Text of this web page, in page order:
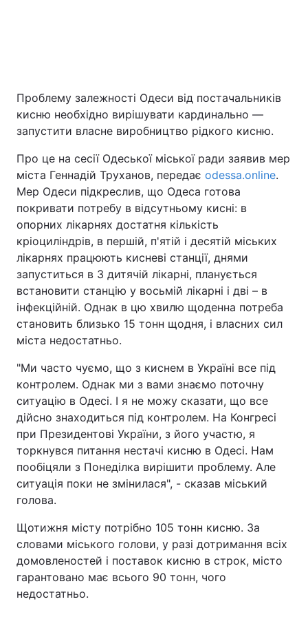
Одеса
Техно і зв'язок Лайт
Зброя Інциденти
Здоров'я Туризм
Цікавинки Погода
Відео з Youtube Статті
Інтерв'ю
Архів Вакансії
Контакти
ПОСЛУГИ
Реклама на сайті Фотобанк
Пресцентр
Проблему залежності Одеси від постачальників
кисню необхідно вирішувати кардинально —
запустити власне виробництво рідкого кисню.
Про це на сесії Одеської міської ради заявив мер
міста Геннадій Труханов, передає odessa.online.
Мер Одеси підкреслив, що Одеса готова
покривати потребу в відсутньому кисні: в
опорних лікарнях достатня кількість
кріоциліндрів, в першій, п'ятій і десятій міських
лікарнях працюють кисневі станції, днями
запуститься в 3 дитячій лікарні, планується
встановити станцію у восьмій лікарні і дві – в
інфекційній. Однак в цю хвилю щоденна потреба
становить близько 15 тонн щодня, і власних сил
міста недостатньо.
"Ми часто чуємо, що з киснем в Україні все під
контролем. Однак ми з вами знаємо поточну
ситуацію в Одесі. І я не можу сказати, що все
дійсно знаходиться під контролем. На Конгресі
при Президентові України, з його участю, я
торкнувся питання нестачі кисню в Одесі. Нам
пообіцяли з Понеділка вирішити проблему. Але
ситуація поки не змінилася", - сказав міський
голова.
Щотижня місту потрібно 105 тонн кисню. За
словами міського голови, у разі дотримання всіх
домовленостей і поставок кисню в строк, місто
гарантовано має всього 90 тонн, чого
недостатньо.